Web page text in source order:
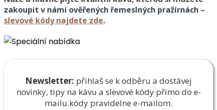
zakoupit v námi ověřených řemeslných pražírnách –
slevové kódy najdete zde.
Newsletter: přihlaš se k odběru a dostávej
novinky, tipy na kávu a slevové kódy přímo do e-
mailu.kódy pravidelne e-mailom.